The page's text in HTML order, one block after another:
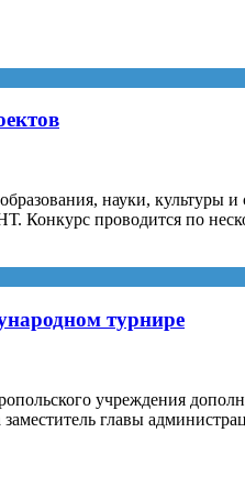
науки, культуры
Конкурс проводится по
турнире
учреждения
главы